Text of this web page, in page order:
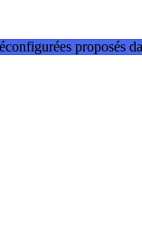
proposés